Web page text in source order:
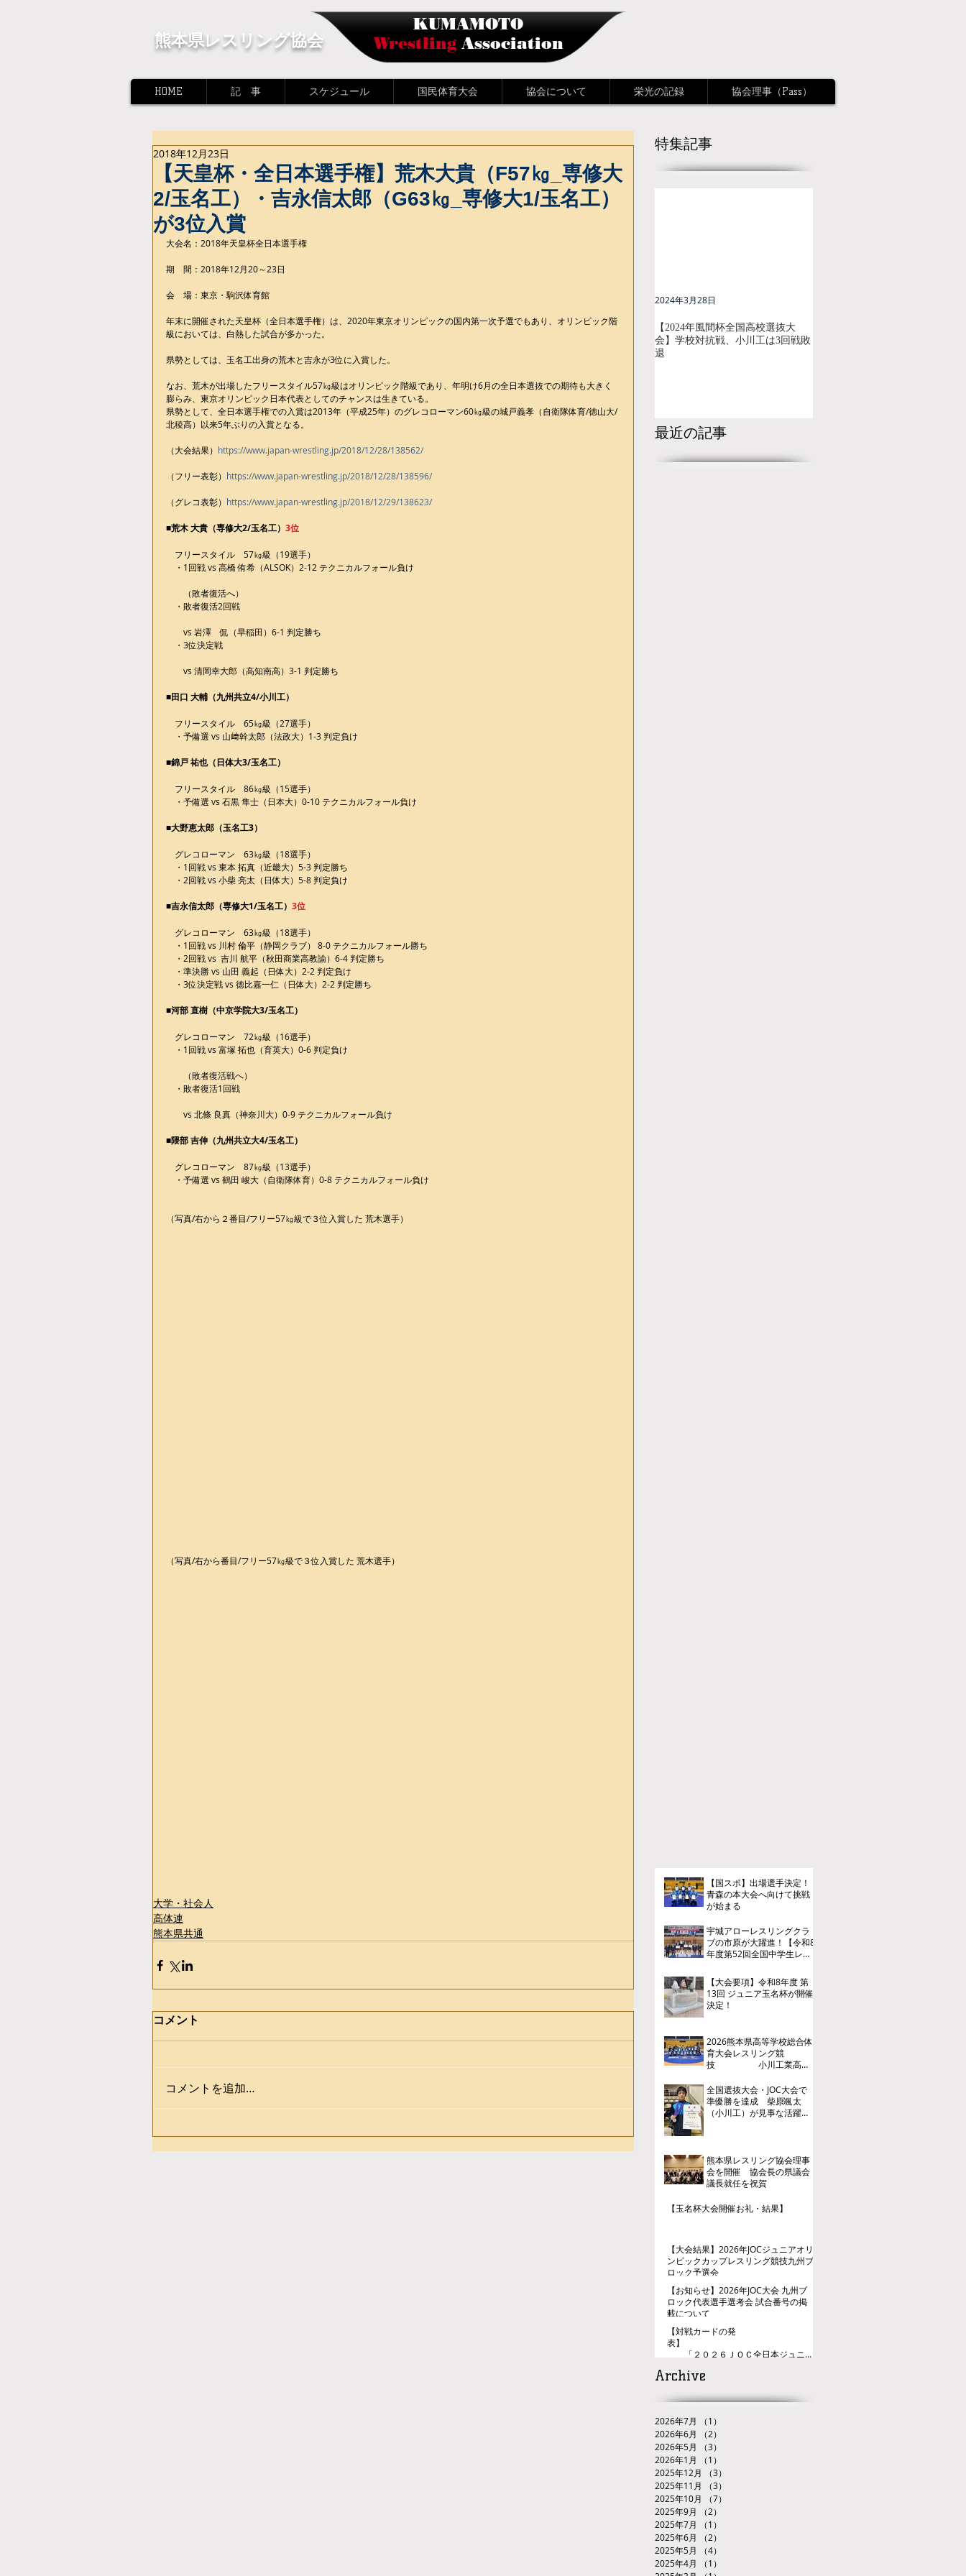
KUMAMOTO
Wrestling Association
熊本県レスリング協会
【天皇杯・全日本選手権】荒木大貴（F57㎏_専修大
2/玉名工）・吉永信太郎（G63㎏_専修大1/玉名工）
が3位入賞
2018年12月23日
大会名：2018年天皇杯全日本選手権
期　間：2018年12月20～23日
会　場：東京・駒沢体育館
年末に開催された天皇杯（全日本選手権）は、2020年東京オリンピックの国内第一次予選でもあり、オリンピック階
級においては、白熱した試合が多かった。
県勢としては、玉名工出身の荒木と吉永が3位に入賞した。
なお、荒木が出場したフリースタイル57㎏級はオリンピック階級であり、年明け6月の全日本選抜での期待も大きく
膨らみ、東京オリンピック日本代表としてのチャンスは生きている。
県勢として、全日本選手権での入賞は2013年（平成25年）のグレコローマン60㎏級の城戸義孝（自衛隊体育/徳山大/
北稜高）以来5年ぶりの入賞となる。
（大会結果） https://www.japan-wrestling.jp/2018/12/28/138562/
（フリー表彰） https://www.japan-wrestling.jp/2018/12/28/138596/
（グレコ表彰） https://www.japan-wrestling.jp/2018/12/29/138623/
■荒木 大貴（専修大2/玉名工） 3位
フリースタイル　57㎏級（19選手）
・1回戦 vs 高橋 侑希（ALSOK）2-12 テクニカルフォール負け
（敗者復活へ）
・敗者復活2回戦
vs 岩澤　侃（早稲田）6-1 判定勝ち
・3位決定戦
vs 清岡幸大郎（高知南高）3-1 判定勝ち
■田口 大輔（九州共立4/小川工）
フリースタイル　65㎏級（27選手）
・予備選 vs 山﨑幹太郎（法政大）1-3 判定負け
■錦戸 祐也（日体大3/玉名工）
フリースタイル　86㎏級（15選手）
・予備選 vs 石黒 隼士（日本大）0-10 テクニカルフォール負け
■大野恵太郎（玉名工3）
グレコローマン　63㎏級（18選手）
・1回戦 vs 東本 拓真（近畿大）5-3 判定勝ち
・2回戦 vs 小柴 亮太（日体大）5-8 判定負け
■吉永信太郎（専修大1/玉名工） 3位
グレコローマン　63㎏級（18選手）
・1回戦 vs 川村 倫平（静岡クラブ） 8-0 テクニカルフォール勝ち
・2回戦 vs  吉川 航平（秋田商業高教諭）6-4 判定勝ち
・準決勝 vs 山田 義起（日体大）2-2 判定負け
・3位決定戦 vs 徳比嘉一仁（日体大）2-2 判定勝ち
■河部 直樹（中京学院大3/玉名工）
グレコローマン　72㎏級（16選手）
・1回戦 vs 富塚 拓也（育英大）0-6 判定負け
（敗者復活戦へ）
・敗者復活1回戦
vs 北條 良真（神奈川大）0-9 テクニカルフォール負け
■隈部 吉伸（九州共立大4/玉名工）
グレコローマン　87㎏級（13選手）
・予備選 vs 鶴田 峻大（自衛隊体育）0-8 テクニカルフォール負け
（写真/右から２番目/フリー57㎏級で３位入賞した 荒木選手）
（写真/右から番目/フリー57㎏級で３位入賞した 荒木選手）
大学・社会人
高体連
熊本県共通
コメント
コメントを追加…
特集記事
【2024年風間杯全国高校選抜大
会】学校対抗戦、小川工は3回戦敗
退
2024年3月28日
最近の記事
【国スポ】出場選手決定！
青森の本大会へ向けて挑戦
が始まる
宇城アローレスリングクラ
ブの市原が大躍進！【令和8
年度第52回全国中学生レス
【大会要項】令和8年度 第
13回 ジュニア玉名杯が開催
決定！
2026熊本県高等学校総合体
育大会レスリング競
技 小川工業高
全国選抜大会・JOC大会で
準優勝を達成 柴原颯太
（小川工）が見事な活躍を
熊本県レスリング協会理事
会を開催 協会長の県議会
議長就任を祝賀
【玉名杯大会開催お礼・結果】
【大会結果】2026年JOCジュニアオリ
ンピックカップレスリング競技九州ブ
ロック予選会
【お知らせ】2026年JOC大会 九州ブ
ロック代表選手選考会 試合番号の掲
載について
【対戦カードの発
表】
「２０２６ＪＯＣ全日本ジュニア
表選手選考会」
Archive
2026年7月 （1）
2026年6月
（2）
2026年5月
（3）
2026年1月
（1）
2025年12月
（3）
2025年11月
（3）
2025年10月
（7）
2025年9月
（2）
2025年7月
（1）
2025年6月
（2）
2025年5月
（4）
2025年4月
（1）
HOME 記 事 スケジュール 国民体育大会 協会について 栄光の記録 協会理事（Pass）